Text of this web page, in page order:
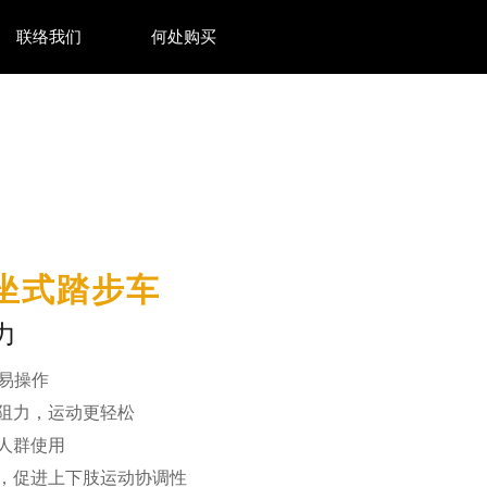
联络我们 何处购买
式踏步车
操作
力，运动更轻松
群使用
促进上下肢运动协调性